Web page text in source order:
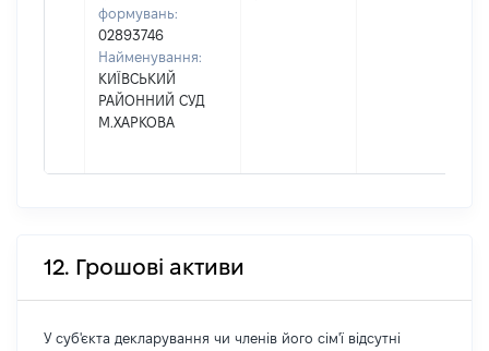
формувань:
02893746
Найменування:
КИЇВСЬКИЙ
РАЙОННИЙ СУД
М.ХАРКОВА
12. Грошові активи
У суб'єкта декларування чи членів його сім'ї відсутні